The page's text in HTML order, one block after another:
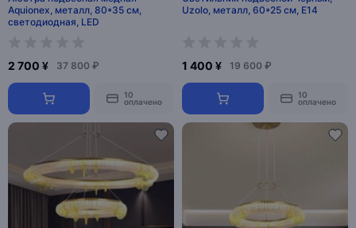
Aquionex, металл, 80*35 см,
светодиодная, LED
2 700 ¥ 37 800 ₽
10
оплачено
Uzolo, металл, 60*25 см, Е14
1 400 ¥ 19 600 ₽
10
оплачено